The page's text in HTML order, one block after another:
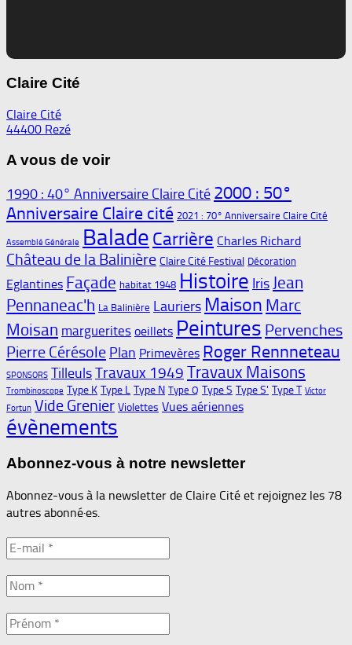
Claire Cité
Claire Cité
44400 Rezé
A vous de voir
1990 : 40° Anniversaire Claire Cité 2000 : 50°
Anniversaire Claire cité 2021 : 70° Anniversaire Claire Cité
Assemblé Générale Balade Carrière Charles Richard
Château de la Balinière Claire Cité Festival Décoration
Eglantines Façade habitat 1948 Histoire Iris Jean
Pennaneac'h La Balinière Lauriers Maison Marc
Moisan marguerites oeillets Peintures Pervenches
Pierre Cérésole Plan Primevères Roger Rennneteau
SPONSORS TilleulsTravaux 1949 Travaux Maisons
Trombinoscope Type K Type L Type N Type Q Type S Type S' Type T Victor
Fortun Vide Grenier Violettes Vues aériennes
évènements
Abonnez-vous à notre newsletter
Abonnez-vous à la newsletter de Claire Cité et rejoignez les 78
autres abonné·es.